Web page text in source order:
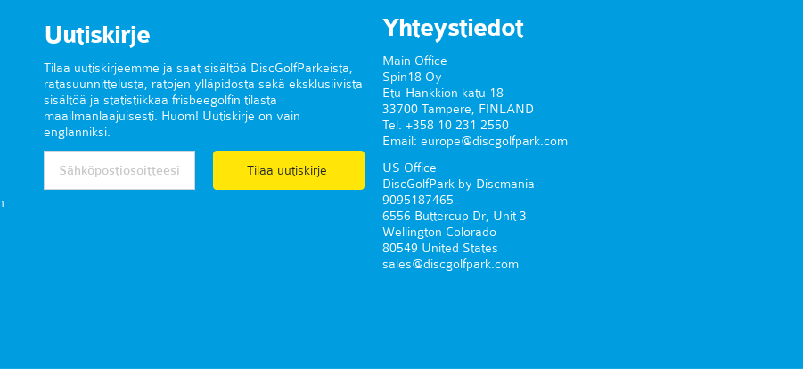
Uutiskirje
Tilaa uutiskirjeemme ja saat sisältöä DiscGolfParkeista,
ratasuunnittelusta, ratojen ylläpidosta sekä eksklusiivista
sisältöä ja statistiikkaa frisbeegolfin tilasta
maailmanlaajuisesti. Huom! Uutiskirje on vain
englanniksi.
Tilaa uutiskirje
Yhteystiedot
Main Office
Spin18 Oy
Etu-Hankkion katu 18
33700 Tampere, FINLAND
Tel. +358 10 231 2550
Email: europe@discgolfpark.com
US Office
DiscGolfPark by Discmania
9095187465
6556 Buttercup Dr, Unit 3
Wellington Colorado
80549 United States
sales@discgolfpark.com